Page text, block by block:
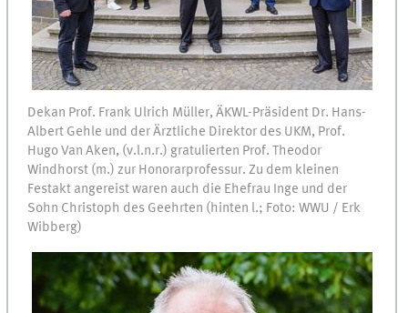
Dekan Prof. Frank Ulrich Müller, ÄKWL-Präsident Dr. Hans-
Albert Gehle und der Ärztliche Direktor des UKM, Prof.
Hugo Van Aken, (v.l.n.r.) gratulierten Prof. Theodor
Windhorst (m.) zur Honorarprofessur. Zu dem kleinen
Festakt angereist waren auch die Ehefrau Inge und der
Sohn Christoph des Geehrten (hinten l.; Foto: WWU / Erk
Wibberg)